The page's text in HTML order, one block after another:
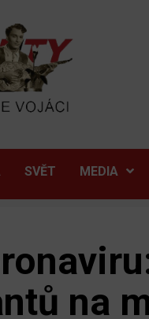
SVĚT MEDIA
na